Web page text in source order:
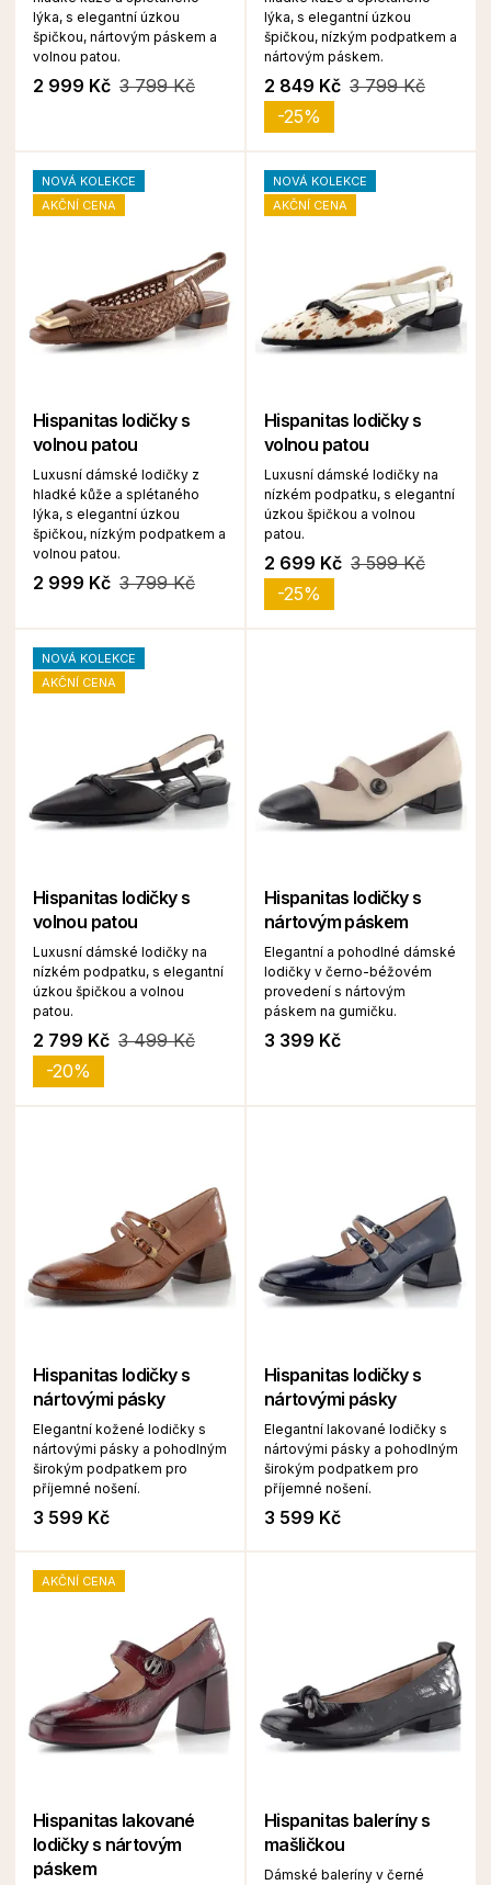
lýka, s elegantní úzkou
špičkou, nártovým páskem a
volnou patou.
2 999 Kč 3 799 Kč
lýka, s elegantní úzkou
špičkou, nízkým podpatkem a
nártovým páskem.
2 849 Kč 3 799 Kč
-25%
NOVÁ KOLEKCE
AKČNÍ CENA
Hispanitas lodičky s
volnou patou
Luxusní dámské lodičky z
hladké kůže a splétaného
lýka, s elegantní úzkou
špičkou, nízkým podpatkem a
volnou patou.
2 999 Kč 3 799 Kč
NOVÁ KOLEKCE
AKČNÍ CENA
Hispanitas lodičky s
volnou patou
Luxusní dámské lodičky na
nízkém podpatku, s elegantní
úzkou špičkou a volnou
patou.
2 699 Kč 3 599 Kč
-25%
NOVÁ KOLEKCE
AKČNÍ CENA
Hispanitas lodičky s
volnou patou
Luxusní dámské lodičky na
nízkém podpatku, s elegantní
úzkou špičkou a volnou
patou.
2 799 Kč 3 499 Kč
-20%
Hispanitas lodičky s
nártovým páskem
Elegantní a pohodlné dámské
lodičky v černo-béžovém
provedení s nártovým
páskem na gumičku.
3 399 Kč
Hispanitas lodičky s
nártovými pásky
Elegantní kožené lodičky s
nártovými pásky a pohodlným
širokým podpatkem pro
příjemné nošení.
3 599 Kč
Hispanitas lodičky s
nártovými pásky
Elegantní lakované lodičky s
nártovými pásky a pohodlným
širokým podpatkem pro
příjemné nošení.
3 599 Kč
AKČNÍ CENA
Hispanitas lakované
lodičky s nártovým
páskem
Hispanitas baleríny s
mašličkou
Dámské baleríny v černé